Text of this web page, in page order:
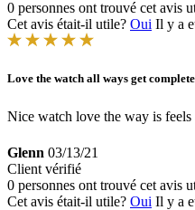
0 personnes ont trouvé cet avis
Cet avis était-il utile? Oui Il y a
Love the watch all ways get
Nice watch love the way is feels
Glenn 03/13/21
Client vérifié
0 personnes ont trouvé cet avis
Cet avis était-il utile? Oui Il y a